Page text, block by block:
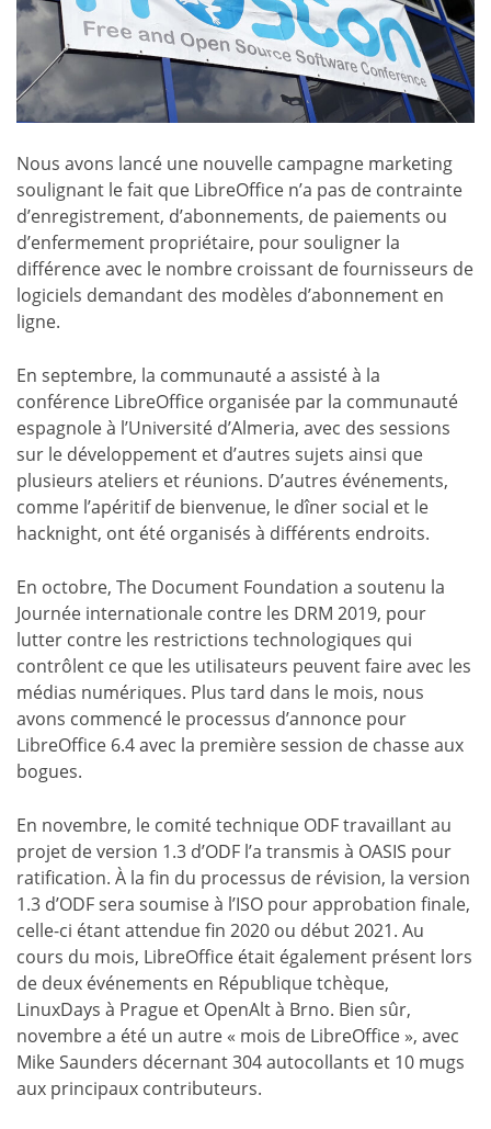
Nous avons lancé une nouvelle campagne marketing
soulignant le fait que LibreOffice n’a pas de contrainte
d’enregistrement, d’abonnements, de paiements ou
d’enfermement propriétaire, pour souligner la
différence avec le nombre croissant de fournisseurs de
logiciels demandant des modèles d’abonnement en
ligne.
En septembre, la communauté a assisté à la
conférence LibreOffice organisée par la communauté
espagnole à l’Université d’Almeria, avec des sessions
sur le développement et d’autres sujets ainsi que
plusieurs ateliers et réunions. D’autres événements,
comme l’apéritif de bienvenue, le dîner social et le
hacknight, ont été organisés à différents endroits.
En octobre, The Document Foundation a soutenu la
Journée internationale contre les DRM 2019, pour
lutter contre les restrictions technologiques qui
contrôlent ce que les utilisateurs peuvent faire avec les
médias numériques. Plus tard dans le mois, nous
avons commencé le processus d’annonce pour
LibreOffice 6.4 avec la première session de chasse aux
bogues.
En novembre, le comité technique ODF travaillant au
projet de version 1.3 d’ODF l’a transmis à OASIS pour
ratification. À la fin du processus de révision, la version
1.3 d’ODF sera soumise à l’ISO pour approbation finale,
celle-ci étant attendue fin 2020 ou début 2021. Au
cours du mois, LibreOffice était également présent lors
de deux événements en République tchèque,
LinuxDays à Prague et OpenAlt à Brno. Bien sûr,
novembre a été un autre « mois de LibreOffice », avec
Mike Saunders décernant 304 autocollants et 10 mugs
aux principaux contributeurs.